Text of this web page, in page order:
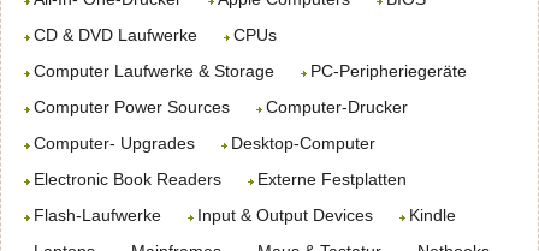
CD & DVD Laufwerke
CPUs
Computer Laufwerke & Storage
PC-Peripheriegeräte
Computer Power Sources
Computer-Drucker
Computer- Upgrades
Desktop-Computer
Electronic Book Readers
Externe Festplatten
Flash-Laufwerke
Input & Output Devices
Kindle